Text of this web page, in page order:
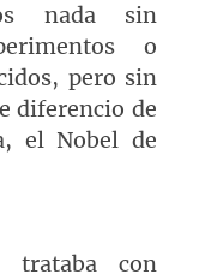
nada sin
o
pero sin
diferencio de
el Nobel de
trataba con